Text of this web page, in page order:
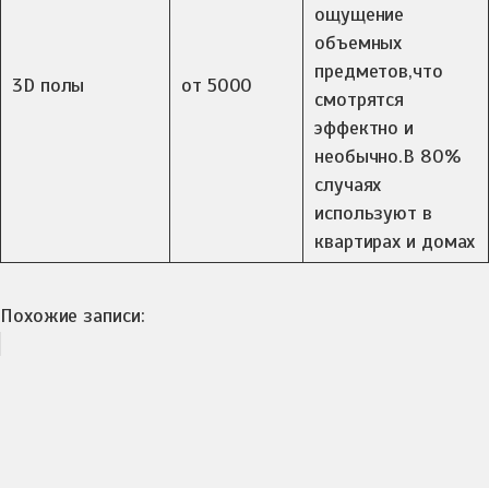
3D полы от 5000
ощущение
объемных
предметов,что
смотрятся
эффектно и
необычно.В 80%
случаях
используют в
квартирах и домах
Похожие записи: